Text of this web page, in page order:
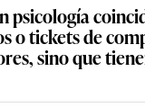
psicología
o tickets de
sino que